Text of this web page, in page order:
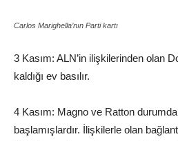
Carlos Marighella’nın Parti kartı
3 Kasım: ALN’in ilişkilerinden olan
kaldığı ev basılır.
4 Kasım: Magno ve Ratton
başlamışlardır. İlişkilerle olan